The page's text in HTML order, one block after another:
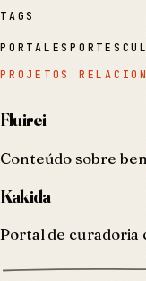
TAGS
PORTAL ESPORTES
PROJETOS
Fluirei
Conteúdo sobre
Kakida
Portal de